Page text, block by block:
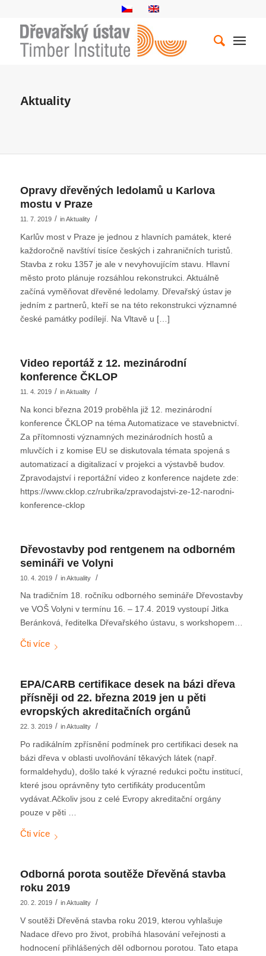
Aktuality
Opravy dřevěných ledolamů u Karlova
mostu v Praze
11. 7. 2019 / inAktuality /
Karlův most v Praze je jednou z hlavních památek, které
každoročně navštíví tisíce českých i zahraničních turistů.
Stavba z roku 1357 je ale v nevyhovujícím stavu. Hlavní
město proto plánuje rozsáhlou rekonstrukci. Aktuálně
začíná vyměňovat dřevěné ledolamy. Dřevařský ústav je
jedním z partnerů, kteří se na této rekonstrukci významné
české památky podílejí. Na Vltavě u […]
Video reportáž z 12. mezinárodní
konference ČKLOP
11. 4. 2019 / inAktuality /
Na konci března 2019 proběhla již 12. mezinárodní
konference ČKLOP na téma Automatizace ve stavebnictví.
Za přítomnosti významných mezinárodních hostů a
mluvčích i z komise EU se diskutovala témata spojená s
automatizací a digitalizací v projekci a výstavbě budov.
Zpravodajství i reportážní video z konference najdete zde:
https://www.cklop.cz/rubrika/zpravodajstvi-ze-12-narodni-
konference-cklop
Dřevostavby pod rentgenem na odborném
semináři ve Volyni
10. 4. 2019 / inAktuality /
Na tradičním 18. ročníku odborného semináře Dřevostavby
ve VOŠ Volyni v termínu 16. – 17.4. 2019 vystoupí Jitka
Beránková, ředitelka Dřevařského ústavu, s workshopem…
EPA/CARB certifikace desek na bázi dřeva
přísněji od 22. března 2019 jen u pěti
evropských akreditačních orgánů
22. 3. 2019 / inAktuality /
Po radikálním zpřísnění podmínek pro certifikaci desek na
bázi dřeva v oblasti uvolňování těkavých látek (např.
formaldehydu), došlo také k výrazné redukci počtu institucí,
které jsou oprávněny tyto certifikáty producentům
vydávat.Ačkoliv jsou z celé Evropy akreditační orgány
pouze v pěti …
Odborná porota soutěže Dřevěná stavba
roku 2019
20. 2. 2019 / inAktuality /
V soutěži Dřevěná stavba roku 2019, kterou vyhlašuje
Nadace dřevo pro život, probíhá hlasování veřejnosti a
hodnocení přihlášených děl odbornou porotou. Tato etapa